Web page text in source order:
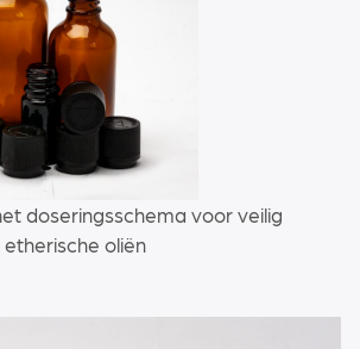
doseringsschema voor veilig
oliën